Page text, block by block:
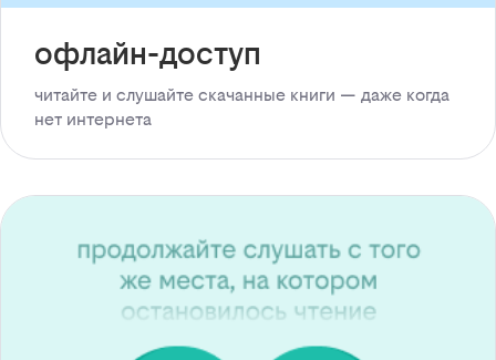
офлайн-доступ
читайте и слушайте скачанные книги — даже когда
нет интернета